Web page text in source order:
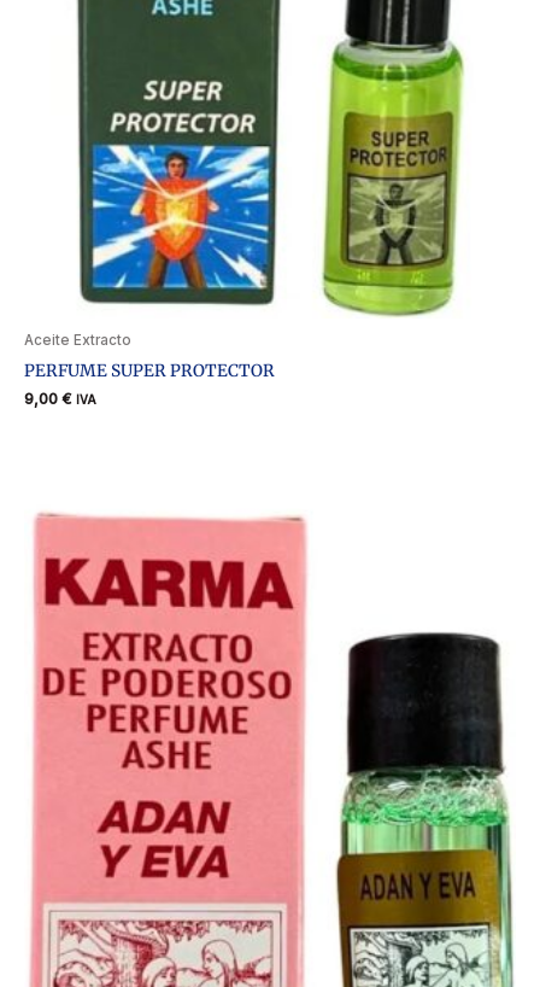
Aceite Extracto
PERFUME SUPER PROTECTOR
9,00 € IVA